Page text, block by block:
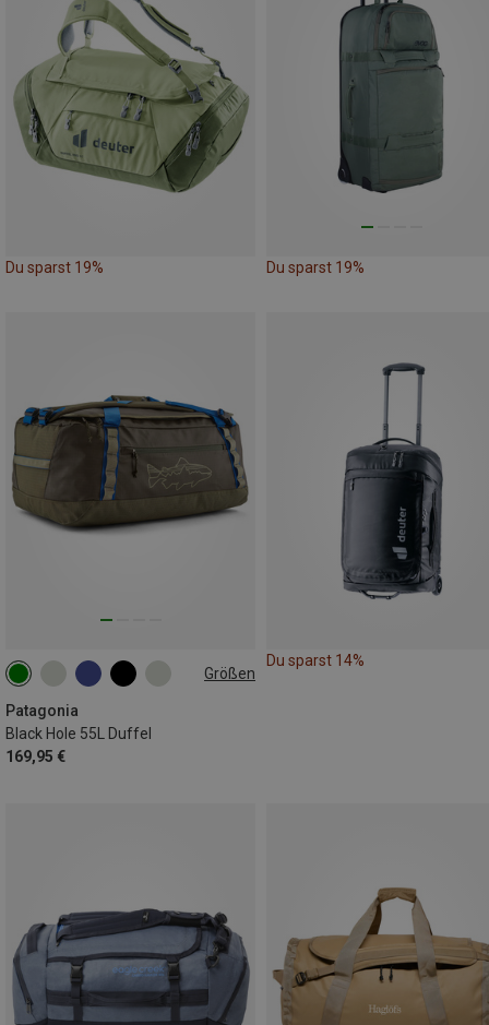
Du sparst 19% Du sparst 19%
Größen
Patagonia
Black Hole 55L Duffel
169,95 €
55L
Du sparst 14%